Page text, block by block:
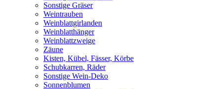
Sonstige Gräser
Weintrauben
Weinblattgirlanden
Weinblatthänger
Weinblattzweige
Zäune
Kisten, Kübel, Fässer, Körbe
Schubkarren, Räder
Sonstige Wein-Deko
Sonnenblumen